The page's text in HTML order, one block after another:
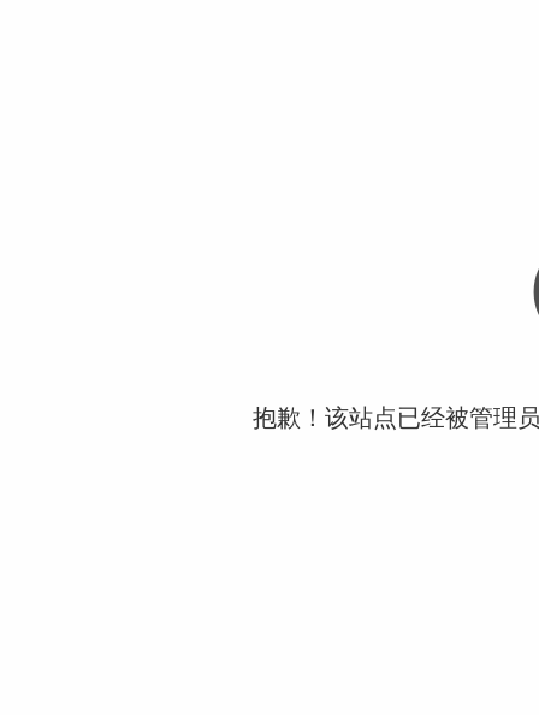
抱歉！该站点已经被管理